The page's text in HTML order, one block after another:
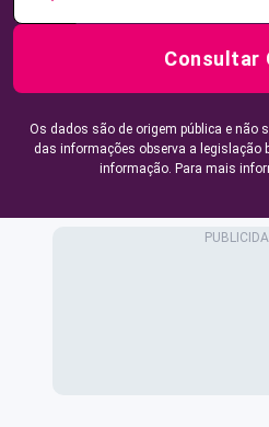
Consultar
Os dados são de origem pública e não
das informações observa a legislação
informação. Para mais